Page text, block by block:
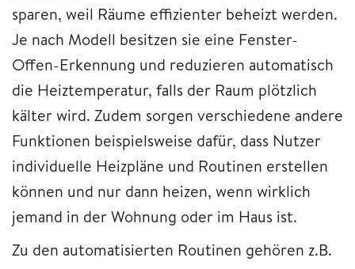
sparen, weil Räume effizienter beheizt werden.
Je nach Modell besitzen sie eine Fenster-
Offen-Erkennung und reduzieren automatisch
die Heiztemperatur, falls der Raum plötzlich
kälter wird. Zudem sorgen verschiedene andere
Funktionen beispielsweise dafür, dass Nutzer
individuelle Heizpläne und Routinen erstellen
können und nur dann heizen, wenn wirklich
jemand in der Wohnung oder im Haus ist.
Zu den automatisierten Routinen gehören z.B.